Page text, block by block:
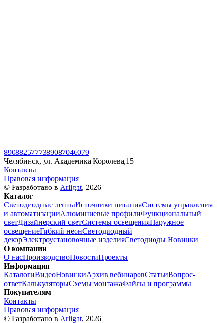
8908825777389087046079
Челябинск, ул. Академика Королева,15
Контакты
Правовая информация
© Разработано в Arlight, 2026
Каталог
Светодиодные лентыИсточники питанияСистемы управления
и автоматизацииАлюминиевые профилиФункциональный
светДизайнерский светСистемы освещенияНаружное
освещениеГибкий неонСветодиодный
декорЭлектроустановочные изделияСветодиоды Новинки
О компании
О насПроизводствоНовостиПроекты
Информация
КаталогиВидеоНовинкиАрхив вебинаровСтатьиВопрос-
ответКалькуляторыСхемы монтажаФайлы и программы
Покупателям
Контакты
Правовая информация
© Разработано в Arlight, 2026